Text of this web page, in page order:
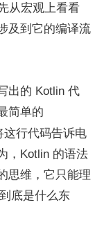
从宏观上看看
及到它的编译流
出的 Kotlin 代
简单的
这行代码告诉电
，Kotlin 的语法
思维，它只能理
底是什么东